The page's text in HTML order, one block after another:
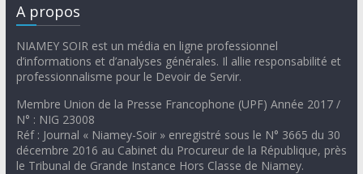
A propos
NIAMEY SOIR est un média en ligne professionnel
d’informations et d’analyses générales. Il allie responsabilité et
professionnalisme pour le Devoir de Servir.
Membre Union de la Presse Francophone (UPF) Année 2017 /
N° : NIG 23008
Réf : Journal « Niamey-Soir » enregistré sous le N° 3665 du 30
décembre 2016 au Cabinet du Procureur de la République, près
le Tribunal de Grande Instance Hors Classe de Niamey.